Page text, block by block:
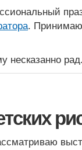
. Принимаю
несказанно